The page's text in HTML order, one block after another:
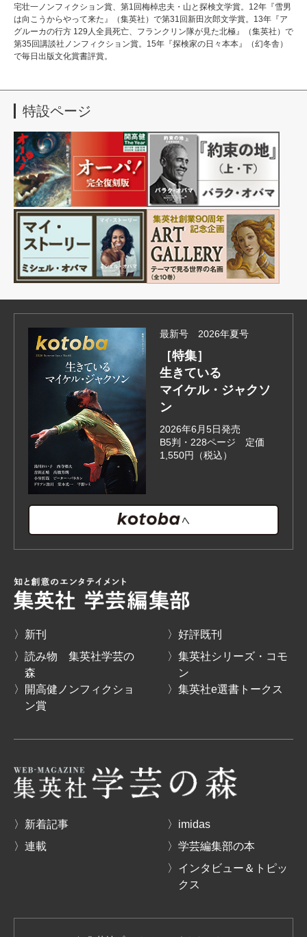
宅壮一ノンフィクション賞、第1回梅棹忠夫・山と探検文学賞。12年『雪男
は向こうからやって来た』（集英社）で第31回新田次郎文学賞。13年『ア
グルーカの行方 129人全員死亡、フランクリン隊が見た北極』（集英社）で
第35回講談社ノンフィクション賞。15年『探検家の日々本本』（幻冬舎）
で毎日出版文化賞書評賞。
特設ページ
最新号 2026年夏号
［特集］
生きている
マイケル・ジャクソ
ン
2026年6月5日発売
B5判・228ページ 定価
1,550円（税込）
〉新刊
〉読み物 集英社学芸の
森
〉開高健ノンフィクショ
ン賞
〉好評既刊
〉集英社シリーズ・コモ
ン
〉集英社e選書トークス
〉新着記事
〉連載
〉imidas
〉学芸編集部の本
〉インタビュー＆トピッ
クス